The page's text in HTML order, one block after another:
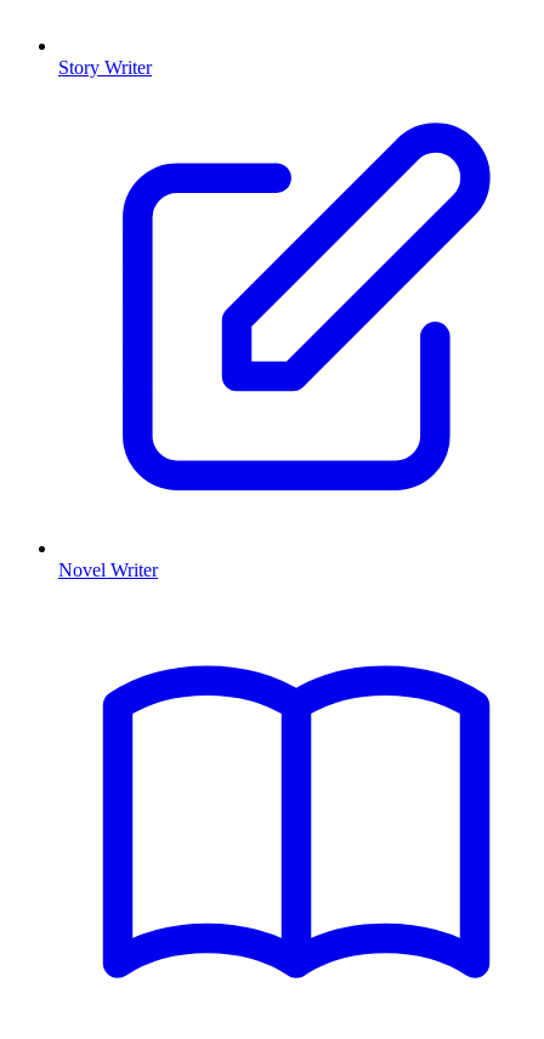
Story Writer
Novel Writer